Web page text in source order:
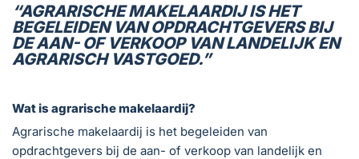
“AGRARISCHE MAKELAARDIJ IS HET
BEGELEIDEN VAN OPDRACHTGEVERS BIJ
DE AAN- OF VERKOOP VAN LANDELIJK EN
AGRARISCH VASTGOED.”
Wat is agrarische makelaardij?
Agrarische makelaardij is het begeleiden van
opdrachtgevers bij de aan- of verkoop van landelijk en